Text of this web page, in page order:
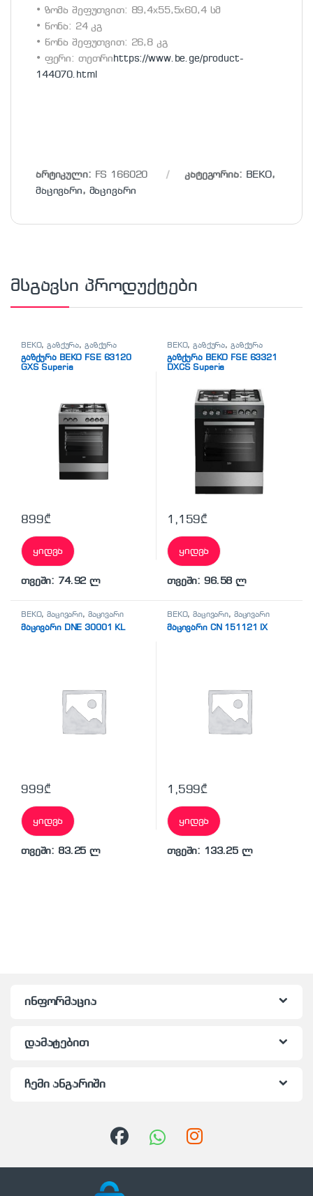
• ზომა შეფუთვით: 89,4х55,5х60,4 სმ
• წონა: 24 კგ
• წონა შეფუთვით: 26,8 კგ
• ფერი: თეთრი https://www.be.ge/product-
144070.html
არტიკული: FS 166020 კატეგორია: BEKO,
მაცივარი, მაცივარი
მსგავსი პროდუქტები
BEKO,გაზქურა, გაზქურა
გაზქურა BEKO FSE 63120
GXS Superia
899₾
ყიდვა
თვეში: 74.92 ლ
BEKO,გაზქურა, გაზქურა
გაზქურა BEKO FSE 63321
DXCS Superia
1,159₾
ყიდვა
თვეში: 96.58 ლ
BEKO,მაცივარი, მაცივარი
მაცივარი DNE 30001 KL
999₾
ყიდვა
თვეში: 83.25 ლ
BEKO,მაცივარი, მაცივარი
მაცივარი CN 151121 IX
1,599₾
ყიდვა
თვეში: 133.25 ლ
ინფორმაცია
დამატებით
ჩემი ანგარიში